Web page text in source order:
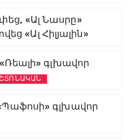
«Ալ Նասրը»
«Ալ Հիլյալին»
գլխավոր
գլխավոր